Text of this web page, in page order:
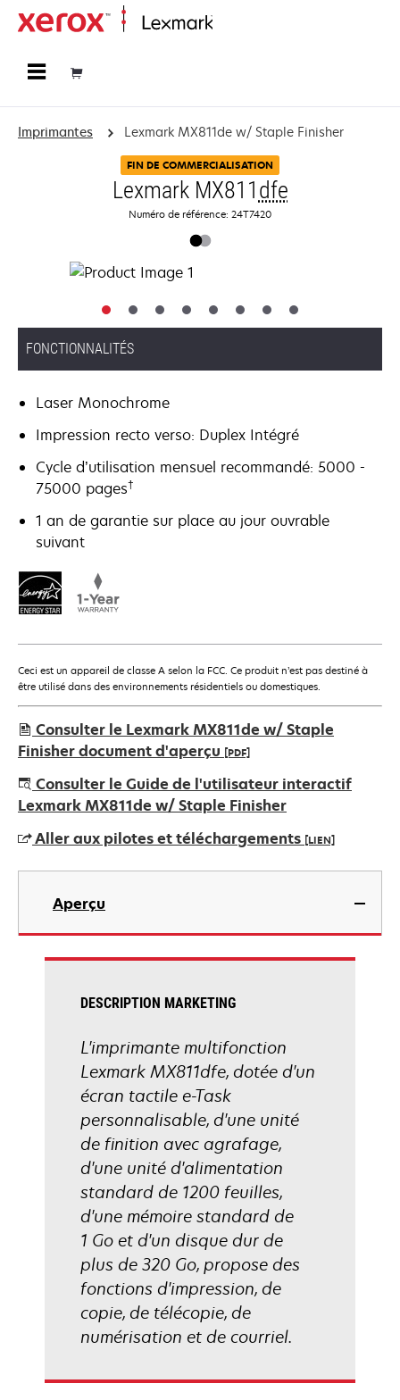
Imprimantes Lexmark MX811de w/ Staple Finisher
FIN DE COMMERCIALISATION
Lexmark MX811 dfe
Numéro de référence: 24T7420
FONCTIONNALITÉS
Laser Monochrome
Impression recto verso: Duplex Intégré
Cycle d’utilisation mensuel recommandé: 5000 -
75000 pages†
1 an de garantie sur place au jour ouvrable
suivant
Ceci est un appareil de classe A selon la FCC. Ce produit n’est pas destiné à
être utilisé dans des environnements résidentiels ou domestiques.
Consulter le Lexmark MX811de w/ Staple
Finisher document d'aperçu [PDF]
s’ouvre
dans
nouvel
onglet
Consulter le Guide de l'utilisateur interactif
Lexmark MX811de w/ Staple Finisher
Aller aux pilotes et téléchargements [LIEN]
s’ouvre
nouvel
onglet
Aperçu
DESCRIPTION MARKETING
L'imprimante multifonction
Lexmark MX811dfe, dotée d'un
écran tactile e-Task
personnalisable, d'une unité
de finition avec agrafage,
d'une unité d'alimentation
standard de 1200 feuilles,
d'une mémoire standard de
1 Go et d'un disque dur de
plus de 320 Go, propose des
fonctions d'impression, de
copie, de télécopie, de
numérisation et de courriel.